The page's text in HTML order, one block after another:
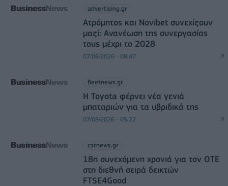
advertising.gr
Ατρόμητος και Novibet συνεχίζουν
μαζί: Ανανέωση της συνεργασίας
τους μέχρι το 2028
07/08/2026 - 08:47
fleetnews.gr
Η Toyota φέρνει νέα γενιά
μπαταριών για τα υβριδικά της
07/08/2026 - 05:22
csrnews.gr
18η συνεχόμενη χρονιά για τον ΟΤΕ
στη διεθνή σειρά δεικτών
FTSE4Good